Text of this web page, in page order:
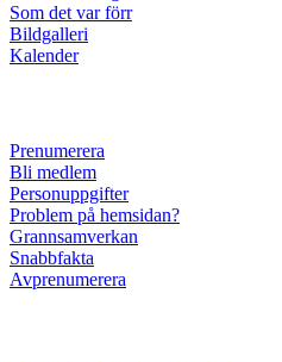
Som det var förr
Bildgalleri
Kalender
Prenumerera
Bli medlem
Personuppgifter
Problem på hemsidan?
Grannsamverkan
Snabbfakta
Avprenumerera